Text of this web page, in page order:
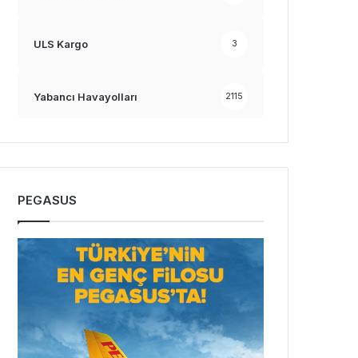
ULS Kargo 3
Yabancı Havayolları 2115
PEGASUS